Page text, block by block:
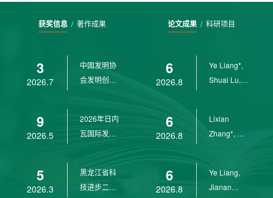
获奖信息/ 著作成果
3
2026.7
中国发明协
会发明创业
9
2026.5
2026年日内
瓦国际发明
5
2026.3
黑龙江省科
技进步二等
论文成果/ 科研项目
6
2026.8
Ye Liang*,
Shuai Lu,
6
2026.8
Lixian
Zhang*, Ye
6
2026.8
Ye Liang,
Jianan